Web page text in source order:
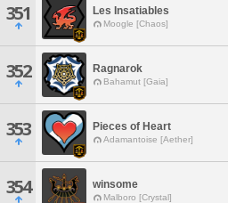
351 Les Insatiables
Moogle [Chaos]
352 Ragnarok
Bahamut [Gaia]
353 Pieces of Heart
Adamantoise [Aether]
354 winsome
Malboro [Crystal]